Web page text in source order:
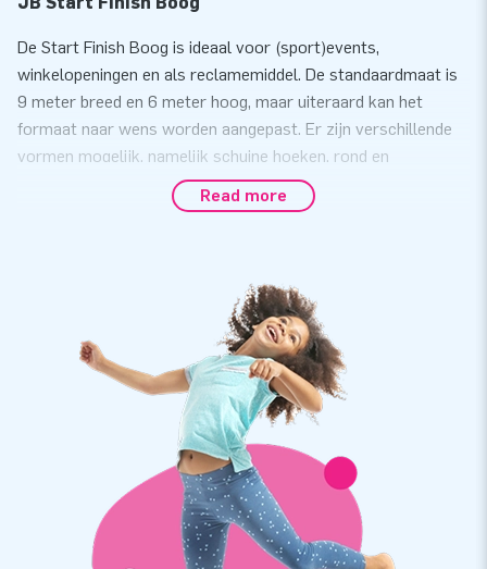
De Start Finish Boog is ideaal voor (sport)events,
winkelopeningen en als reclamemiddel. De standaardmaat is
9 meter breed en 6 meter hoog, maar uiteraard kan het
formaat naar wens worden aangepast. Er zijn verschillende
vormen mogelijk, namelijk schuine hoeken, rond en
rechthoekig. Leverbaar in verschillende opties: in
basiskleuren, met banners, full colour en zelfs met 3D-
Optioneel is een banner in de boog te plaatsen en kunnen we
stabilisatoren onderop plaatsen. Zo staat de boog extra
stevig. Wil je de boog op het water gebruiken? Ook dat kan!
Onze airtight (luchtdichte) bogen zijn een gesloten systeem
zonder blower, waardoor ze een paar dagen op het water
Wil je meer informatie over de op maat gemaakte Start Finish
Boog? Neem dan contact met ons op.
Read more